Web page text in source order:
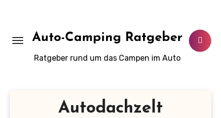
Auto-Camping Ratgeber
Ratgeber rund um das Campen im Auto
Autodachzelt